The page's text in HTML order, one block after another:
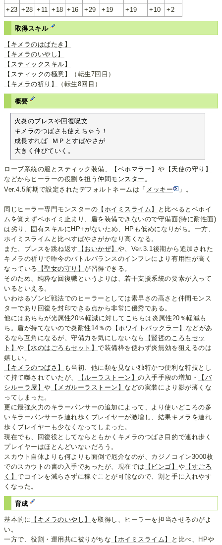
+23 +28 +11 +18 +16 +29 +19 +19 +10 +2
取得スキル
【キメラのはばたき】
【キメラのいやし】
【スティックスキル】
【スティックの極意】
（転生7回目）
【キメラの祈り】
（転生8回目）
概要
火炎のブレスや回復呪文
キメラのつばさも使えちゃう！
成長すれば ＭＰとすばやさが
大きく伸びていく。
ローブ系統の服とスティック装備、 【ベホマラー】 や 【天使の守り】
などからヒーラーの役割を担う仲間モンスター 。
Ver.4.5前期で設定されたデフォルトネームは「 メッキー 」。
同じヒーラー専門モンスターの 【ホイミスライム】
と比べるとベホイ
ムを覚えずベホイミ止まり、盾を装備できないので守備面(特に耐性面)
は劣り、固有スキルにHP+がないため、HPも低めになりがち。一方、
ホイミスライムと比べすばやさがかなり高くなる。
また、ブレスを跳ね返す
【おいかぜ】 や、Ver.3.1後期から追加された
キメラの祈りで昨今のバトルバランスのインフレにより有用性が高く
なっている
【聖女の守り】が習得できる。
そのため、純粋な回復職というよりは、若干支援系統の要素が入って
いるといえる。
いわゆるゾンビ戦法でのヒーラーとしては素早さの高さと仲間モンス
ターであり回復を封印できる点から非常に優秀である。
他にはあちらが光属性20％軽減に対してこちらは炎属性20％軽減も
ち。盾が持てないので炎耐性14％の 【ホワイトバックラー】 などがあ
るなら互角になるが、守備力を気にしないなら
【賢哲のころもセッ
ト】や 【水のはごろもセット】で装備枠を使わず炎無効を狙えるのは
嬉しい。
【キメラのつばさ】
も当初、他に類を見ない独特かつ便利な特技とし
て持て囃されていたが、
【ルーラストーン】の入手手段の増加・
【バ
シルーラ屋】や 【メガルーラストーン】 などの実装により影が薄くな
ってしまった。
更に最強火力のキラーパンサーの追加によって、より使いどころの多
いキラーパンサーを連れ歩くプレイヤーが激増し、結果キメラを連れ
歩くプレイヤーも少なくなってしまった。
現在でも、回復役としてならともかくキメラのつばさ目的で連れ歩く
プレイヤーはほとんどいないだろう。
スカウト自体よりも何よりも面倒で厄介なのが、カジノコイン3000枚
でのスカウトの書の入手であったが、現在では
【ビンゴ】 や 【すごろ
く】でコインを減らさずに稼ぐことが可能なので、割と手に入れやす
くなった。
育成
基本的に 【キメラのいやし】 を取得し、ヒーラーを担当させるのがよ
い。
一方で、役割・運用共に被りがちな 【ホイミスライム】
と比べ、HPや